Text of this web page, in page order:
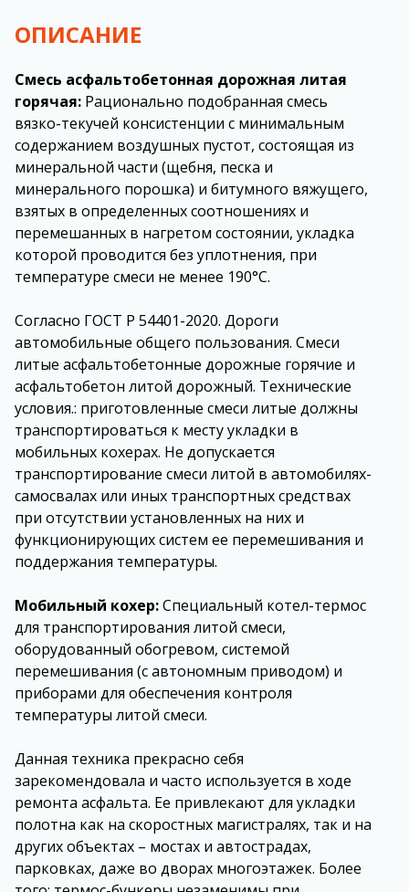
ОПИСАНИЕ
Смесь асфальтобетонная дорожная литая
горячая: Рационально подобранная смесь
вязко-текучей консистенции с минимальным
содержанием воздушных пустот, состоящая из
минеральной части (щебня, песка и
минерального порошка) и битумного вяжущего,
взятых в определенных соотношениях и
перемешанных в нагретом состоянии, укладка
которой проводится без уплотнения, при
температуре смеси не менее 190°С.
Согласно ГОСТ Р 54401-2020. Дороги
автомобильные общего пользования. Смеси
литые асфальтобетонные дорожные горячие и
асфальтобетон литой дорожный. Технические
условия.: приготовленные смеси литые должны
транспортироваться к месту укладки в
мобильных кохерах. Не допускается
транспортирование смеси литой в автомобилях-
самосвалах или иных транспортных средствах
при отсутствии установленных на них и
функционирующих систем ее перемешивания и
поддержания температуры.
Мобильный кохер:Специальный котел-термос
для транспортирования литой смеси,
оборудованный обогревом, системой
перемешивания (с автономным приводом) и
приборами для обеспечения контроля
температуры литой смеси.
Данная техника прекрасно себя
зарекомендовала и часто используется в ходе
ремонта асфальта. Ее привлекают для укладки
полотна как на скоростных магистралях, так и на
других объектах – мостах и автострадах,
парковках, даже во дворах многоэтажек. Более